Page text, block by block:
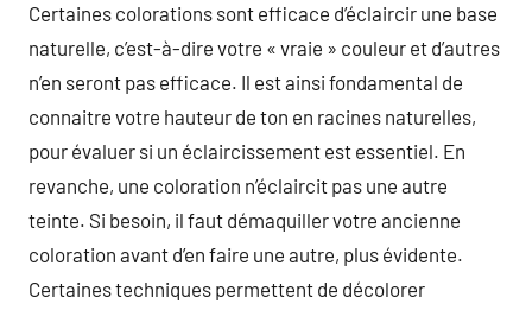
Certaines colorations sont efficace d’éclaircir une base
naturelle, c’est-à-dire votre « vraie » couleur et d’autres
n’en seront pas efficace. Il est ainsi fondamental de
connaitre votre hauteur de ton en racines naturelles,
pour évaluer si un éclaircissement est essentiel. En
revanche, une coloration n’éclaircit pas une autre
teinte. Si besoin, il faut démaquiller votre ancienne
coloration avant d’en faire une autre, plus évidente.
Certaines techniques permettent de décolorer